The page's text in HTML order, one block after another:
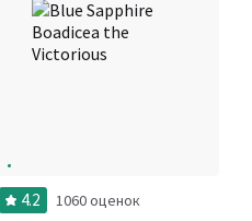
4.2 1060 оценок